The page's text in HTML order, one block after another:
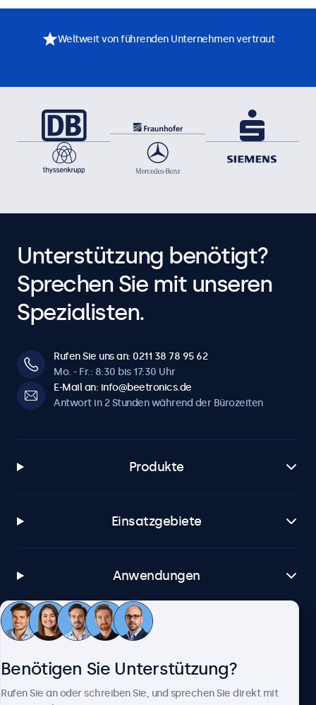
Weltweit von führenden Unternehmen vertraut
Unterstützung benötigt?
Sprechen Sie mit unseren
Spezialisten.
Rufen Sie uns an: 0211 38 78 95 62
Mo. - Fr.: 8:30 bis 17:30 Uhr
E-Mail an: info@beetronics.de
Antwort in 2 Stunden während der Bürozeiten
Produkte
Einsatzgebiete
Anwendungen
Kundenservice
Benötigen Sie Unterstützung?
Rufen Sie an oder schreiben Sie, und sprechen Sie direkt mit